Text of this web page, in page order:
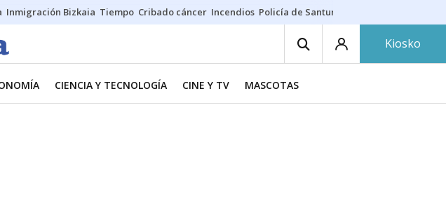
Inmigración Bizkaia Tiempo Cribado cáncer Incendios Policía de Santurtzi
Kiosko
CIENCIA Y TECNOLOGÍA CINE Y TV MASCOTAS